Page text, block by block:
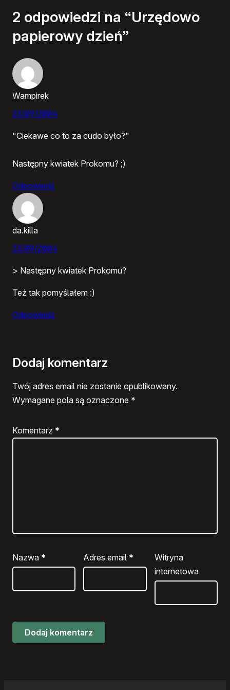
2 odpowiedzi na “Urzędowo
papierowy dzień”
Wampirek
23/09/2004
"Ciekawe co to za cudo było?"
Następny kwiatek Prokomu? ;)
Odpowiedz
da.killa
23/09/2004
> Następny kwiatek Prokomu?
Też tak pomyślałem :)
Odpowiedz
Dodaj komentarz
Twój adres email nie zostanie opublikowany.
Wymagane pola są oznaczone *
Komentarz *
Nazwa * Adres email *
Witryna
internetowa